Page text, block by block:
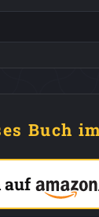
Buch
auf